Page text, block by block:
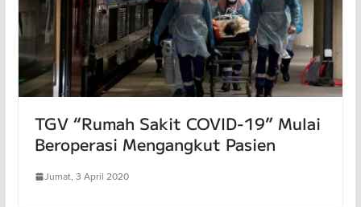
TGV “Rumah Sakit COVID-19” Mulai
Beroperasi Mengangkut Pasien
Jumat, 3 April 2020